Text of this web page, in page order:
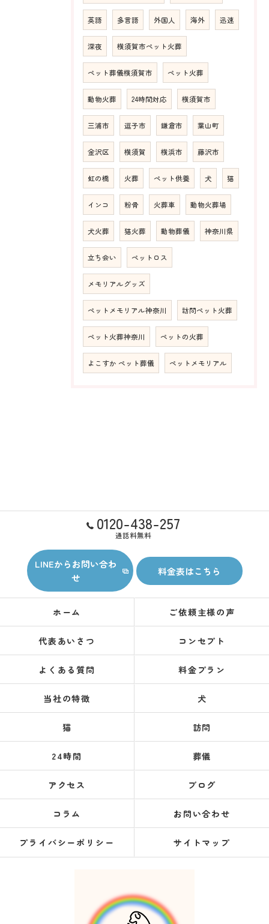
英語 多言語 外国人 海外 迅速
深夜 横須賀市ペット火葬
ペット葬儀横須賀市 ペット火葬
動物火葬 24時間対応 横須賀市
三浦市 逗子市 鎌倉市 葉山町
金沢区 横須賀 横浜市 藤沢市
虹の橋 火葬 ペット供養 犬 猫
インコ 粉骨 火葬車 動物火葬場
犬火葬 猫火葬 動物葬儀 神奈川県
立ち会い ペットロス
メモリアルグッズ
ペットメモリアル神奈川 訪問ペット火葬
ペット火葬神奈川 ペットの火葬
よこすか ペット葬儀 ペットメモリアル
0120-438-257
通話料無料
LINEからお問い合わ
せ
料金表はこちら
ホーム ご依頼主様の声
代表あいさつ コンセプト
よくある質問 料金プラン
当社の特徴 犬
猫 訪問
24時間 葬儀
アクセス ブログ
コラム お問い合わせ
プライバシーポリシー サイトマップ